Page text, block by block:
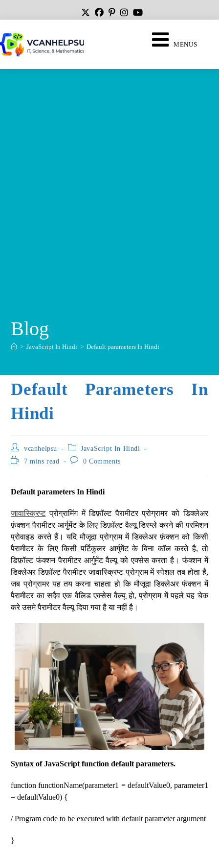
MENUS
Blog
> JavaScript In Hindi > Default parameters In Hindi
Default Parameters In
Hindi
vcanhelpsu
JavaScript In Hindi
7 mins read
0 Comments
Default parameters In Hindi
जावास्क्रिप्टप्रोग्रामिंग में डिफ़ॉल्ट पैरामीटर प्रोग्रामर को डिक्लेअर
फ़ंक्शन पैरामीटर आर्गुमेंट के लिए डिफ़ॉल्ट वैल्यू डिस्प्ले करने की परमिशन
प्रोवाइड करते हैं। यदि मौजूदा प्रोग्राम में डिक्लेअर फ़ंक्शन को किसी
पैरामीटर के लिए किसी पर्टिकुलर आर्गुमेंट के बिना कॉल करते है, तो
डिफ़ॉल्ट फंक्शन पैरामीटर आर्गुमेंट वैल्यू को एक्सेस करता है। फंक्शन में
डिक्लेअर डिफ़ॉल्ट पैरामीटर जावास्क्रिप्ट प्रोग्राम में स्पेशल तब होता है,
जब प्रोग्रामर यह तय करना चाहता हो कि मौजूदा डिक्लेअर फंक्शन में
पैरामीटर का सदैव एक वैलिड एक्सेस वैल्यू हो, प्रोग्राम में पहले यह चेक
करे उसमे पैरामीटर वैल्यू दिया गया है या नहीं है।
Syntax of JavaScript function default parameters.
function functionName(parameter1 = defaultValue0, parameter1
= defaultValue0) {
/ Program code to be executed with default parameter argument
}